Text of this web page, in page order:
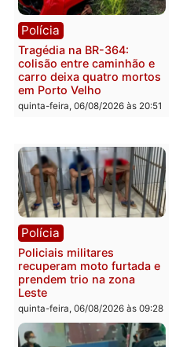
Polícia
Homem é encontrado
morto em residência no
bairro Colina Park em RO
Polícia
Tragédia na BR-364:
colisão entre caminhão e
carro deixa quatro mortos
em Porto Velho